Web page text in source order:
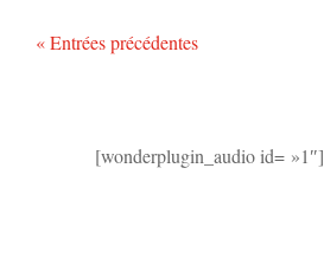
« Entrées précédentes
[wonderplugin_audio id= »1″]